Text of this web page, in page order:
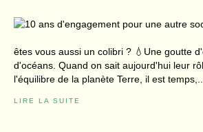
êtes vous aussi un colibri ? 💧Une goutte
d'océans. Quand on sait aujourd'hui leur
l'équilibre de la planète Terre, il est temps,...
LIRE LA SUITE